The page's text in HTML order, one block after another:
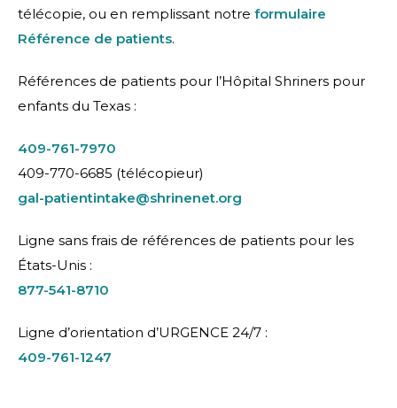
télécopie, ou en remplissant notre formulaire
Référence de patients.
Références de patients pour l’Hôpital Shriners pour
enfants du Texas :
409-761-7970
409-770-6685 (télécopieur)
gal-patientintake@shrinenet.org
Ligne sans frais de références de patients pour les
États-Unis :
877-541-8710
Ligne d’orientation d’URGENCE 24/7 :
409-761-1247